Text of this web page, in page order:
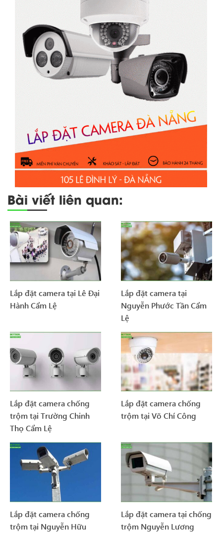
Bài viết liên quan:
Lắp đặt camera tại Lê Đại
Hành Cẩm Lệ
Lắp đặt camera tại
Nguyễn Phước Tần Cẩm
Lệ
Lắp đặt camera chống
trộm tại Trường Chinh
Thọ Cẩm Lệ
Lắp đặt camera chống
trộm tại Võ Chí Công
Lắp đặt camera chống
trộm tại Nguyễn Hữu
Lắp đặt camera tại chống
trộm Nguyễn Lương